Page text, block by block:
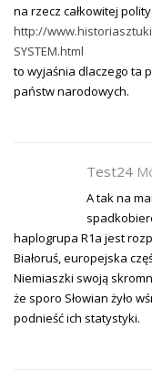
na rzecz całkowitej
http://
SYSTEM.html
to wyjaśnia dlaczego ta
państw narodowych.
Test24
A tak na
haplogrupa R1a jest
Białoruś, europejska
Niemiaszki swoją
że sporo Słowian żyło
podnieść ich statystyki.